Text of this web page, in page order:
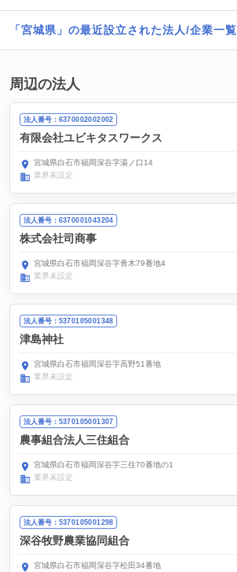
「宮城県」の最近設立された法人/企業一覧
周辺の法人
法人番号：6370002002002
有限会社ユビキタスワークス
宮城県白石市福岡深谷字湯ノ口14
業界未設定
法人番号：6370001043204
株式会社司商事
宮城県白石市福岡深谷字青木79番地4
業界未設定
法人番号：5370105001348
津島神社
宮城県白石市福岡深谷字高野51番地
業界未設定
法人番号：5370105001307
農事組合法人三住組合
宮城県白石市福岡深谷字三住70番地の1
業界未設定
法人番号：5370105001298
深谷牧野農業協同組合
宮城県白石市福岡深谷字松田34番地